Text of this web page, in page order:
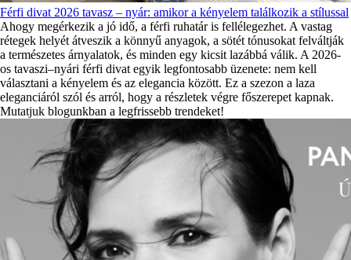
Férfi divat 2026 tavasz – nyár: amikor a kényelem találkozik a stílussal
Ahogy megérkezik a jó idő, a férfi ruhatár is fellélegezhet. A vastag
rétegek helyét átveszik a könnyű anyagok, a sötét tónusokat felváltják
a természetes árnyalatok, és minden egy kicsit lazábbá válik. A 2026-
os tavaszi–nyári férfi divat egyik legfontosabb üzenete: nem kell
választani a kényelem és az elegancia között. Ez a szezon a laza
eleganciáról szól és arról, hogy a részletek végre főszerepet kapnak.
Mutatjuk blogunkban a legfrissebb trendeket!